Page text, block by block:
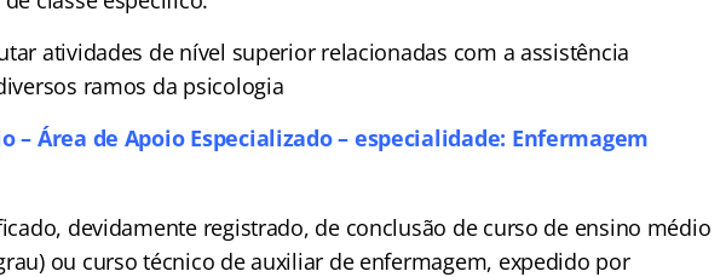
atividades de nível superior relacionadas com a assistência
ramos da psicologia
– Área de Apoio Especializado – especialidade: Enfermagem
devidamente registrado, de conclusão de curso de ensino médio
ou curso técnico de auxiliar de enfermagem, expedido por